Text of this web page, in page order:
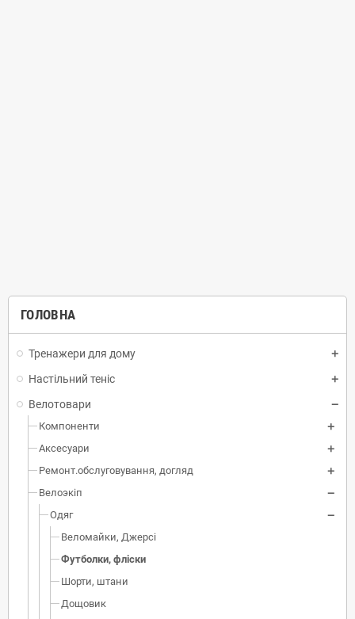
ГОЛОВНА
Тренажери для дому
Настільний теніс
Велотовари
Компоненти
Аксесуари
Ремонт.обслуговування, догляд
Велоэкіп
Одяг
Веломайки, Джерсі
Футболки, фліски
Шорти, штани
Дощовик